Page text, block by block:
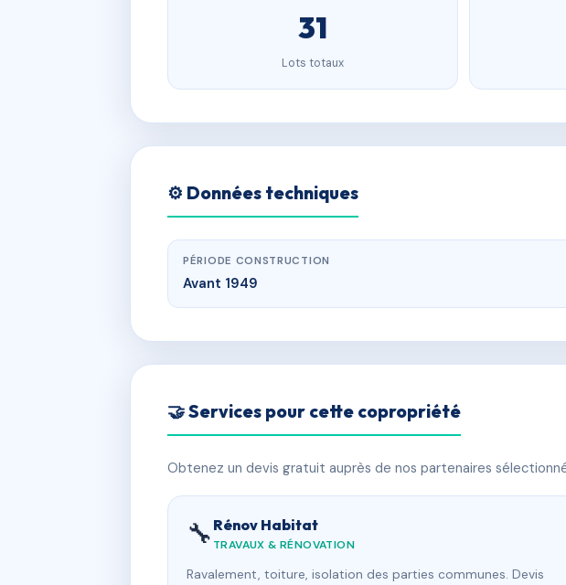
31
Lots totaux
⚙️ Données techniques
PÉRIODE CONSTRUCTION
Avant 1949
🤝 Services pour cette copropriété
Obtenez un devis gratuit auprès de nos partenaires
🔧 Rénov Habitat
TRAVAUX & RÉNOVATION
Ravalement, toiture, isolation des parties communes. Devis